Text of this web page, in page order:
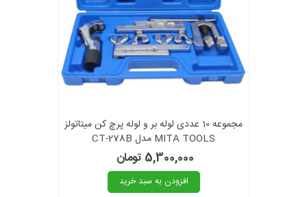
مجموعه 10 عددی لوله بر و لوله پرچ کن میتاتولز
MITA TOOLS مدل CT-278B
5,300,000 تومان
افزودن به سبد خرید